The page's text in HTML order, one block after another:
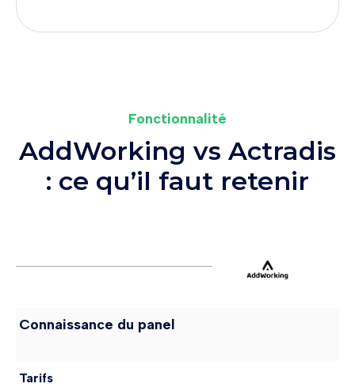
Fonctionnalité
AddWorking vs Actradis
: ce qu’il faut retenir
Connaissance du panel
Tarifs